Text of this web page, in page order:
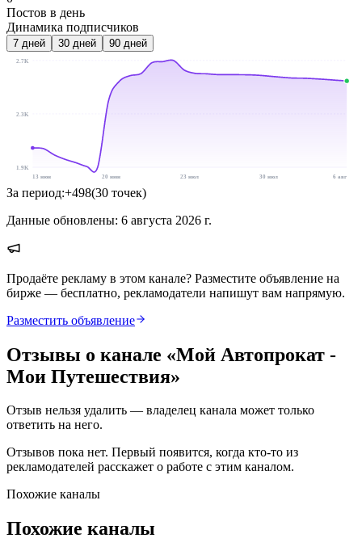
Постов в день
Динамика подписчиков
7 дней 30 дней 90 дней
2.7K
2.3K
1.9K
13 июн
20 июн 23 июл 30 июл 6 авг
За период:+498(30 точек)
Данные обновлены: 6 августа 2026 г.
Продаёте рекламу в этом канале? Разместите объявление на
бирже — бесплатно, рекламодатели напишут вам напрямую.
Разместить объявление
Отзывы о канале «Мой Автопрокат -
Мои Путешествия»
Отзыв нельзя удалить — владелец канала может только
ответить на него.
Отзывов пока нет. Первый появится, когда кто-то из
рекламодателей расскажет о работе с этим каналом.
Похожие каналы
Похожие каналы